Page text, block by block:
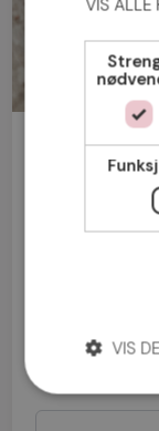
Bli
VIS ALLE
VIS